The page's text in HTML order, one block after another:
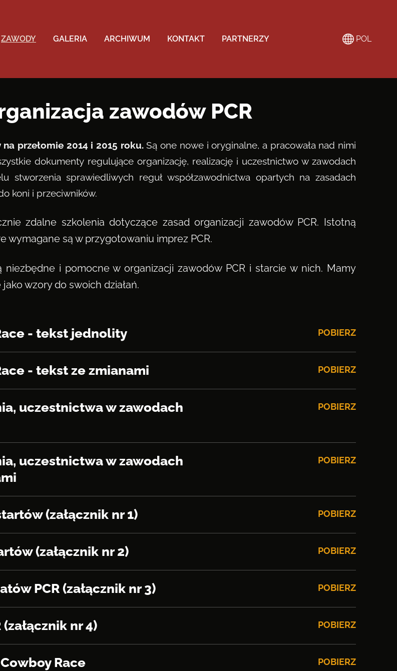
ZAWODY GALERIA ARCHIWUM KONTAKT PARTNERZY POL
zawodów PCR
przełomie 2014 i 2015 roku. Są one nowe i oryginalne, a pracowała nad nimi
dokumenty regulujące organizację, realizację i uczestnictwo w zawodach
stworzenia sprawiedliwych reguł współzawodnictwa opartych na zasadach
koni i przeciwników.
zdalne szkolenia dotyczące zasad organizacji zawodów PCR. Istotną
są w przygotowaniu imprez PCR.
i pomocne w organizacji zawodów PCR i starcie w nich. Mamy
wzory do swoich działań.
- tekst jednolity POBIERZ
- tekst ze zmianami POBIERZ
uczestnictwa w zawodach
POBIERZ
uczestnictwa w zawodach
POBIERZ
(załącznik nr 1) POBIERZ
(załącznik nr 2) POBIERZ
PCR (załącznik nr 3) POBIERZ
nr 4) POBIERZ
Race POBIERZ